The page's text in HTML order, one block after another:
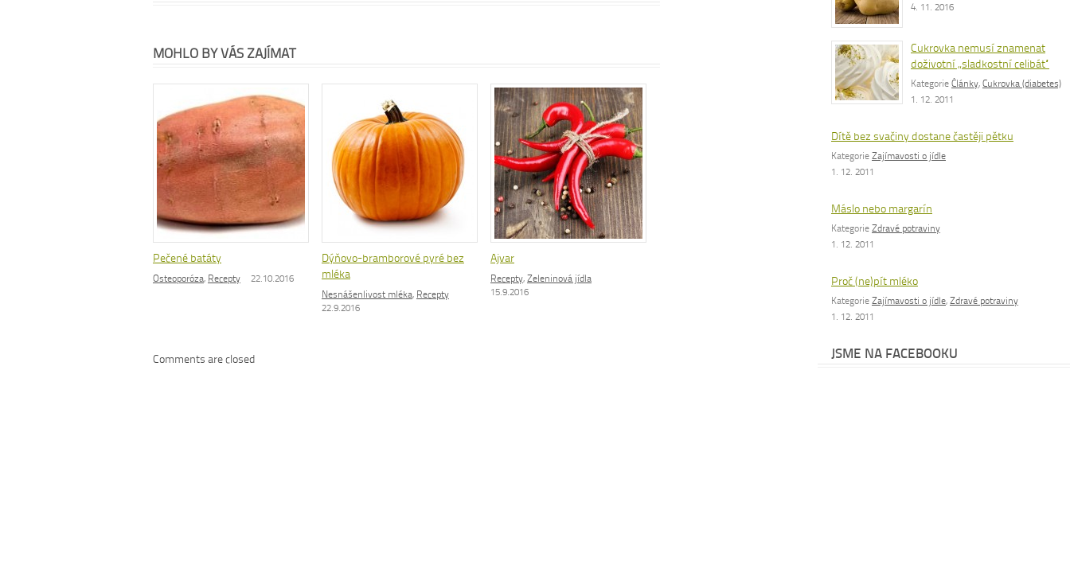
MOHLO BY VÁS ZAJÍMAT
Pečené batáty
Osteoporóza, Recepty 22.10.2016
Dýňovo-bramborové pyré bez
mléka
Nesnášenlivost mléka, Recepty
22.9.2016
Ajvar
Recepty, Zeleninová jídla
15.9.2016
Comments are closed
4. 11. 2016
Cukrovka nemusí znamenat
doživotní „sladkostní celibát“
Kategorie Články, Cukrovka (diabetes)
1. 12. 2011
Dítě bez svačiny dostane častěji pětku
Kategorie Zajímavosti o jídle
1. 12. 2011
Máslo nebo margarín
Kategorie Zdravé potraviny
1. 12. 2011
Proč (ne)pít mléko
Kategorie Zajímavosti o jídle, Zdravé potraviny
1. 12. 2011
JSME NA FACEBOOKU